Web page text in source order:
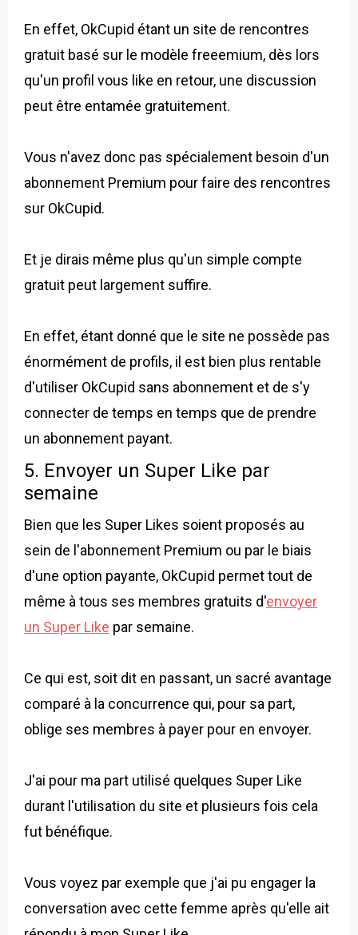
En effet, OkCupid étant un site de rencontres
gratuit basé sur le modèle freeemium, dès lors
qu'un profil vous like en retour, une discussion
peut être entamée gratuitement.
Vous n'avez donc pas spécialement besoin d'un
abonnement Premium pour faire des rencontres
sur OkCupid.
Et je dirais même plus qu'un simple compte
gratuit peut largement suffire.
En effet, étant donné que le site ne possède pas
énormément de profils, il est bien plus rentable
d'utiliser OkCupid sans abonnement et de s'y
connecter de temps en temps que de prendre
un abonnement payant.
5. Envoyer un Super Like par
semaine
Bien que les Super Likes soient proposés au
sein de l'abonnement Premium ou par le biais
d'une option payante, OkCupid permet tout de
même à tous ses membres gratuits d'envoyer
un Super Like par semaine.
Ce qui est, soit dit en passant, un sacré avantage
comparé à la concurrence qui, pour sa part,
oblige ses membres à payer pour en envoyer.
J'ai pour ma part utilisé quelques Super Like
durant l'utilisation du site et plusieurs fois cela
fut bénéfique.
Vous voyez par exemple que j'ai pu engager la
conversation avec cette femme après qu'elle ait